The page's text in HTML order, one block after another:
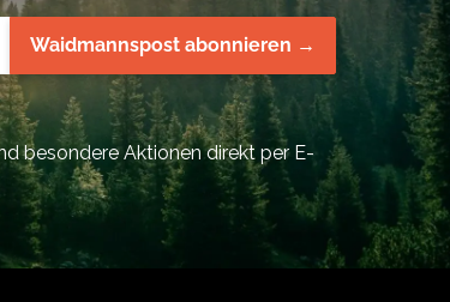
Waidmannspost abonnieren →
besondere Aktionen direkt per E-